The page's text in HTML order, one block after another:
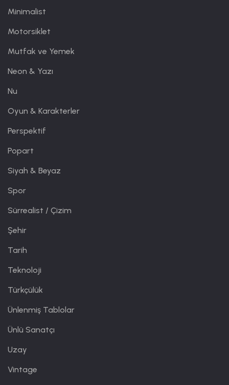
Minimalist
Motorsiklet
Mutfak ve Yemek
Neon & Yazı
Nu
Oyun & Karakterler
Perspektif
Popart
Siyah & Beyaz
Spor
Sürrealist / Çizim
Şehir
Tarih
Teknoloji
Türkçülük
Ünlenmiş Tablolar
Ünlü Sanatçı
Uzay
Vintage